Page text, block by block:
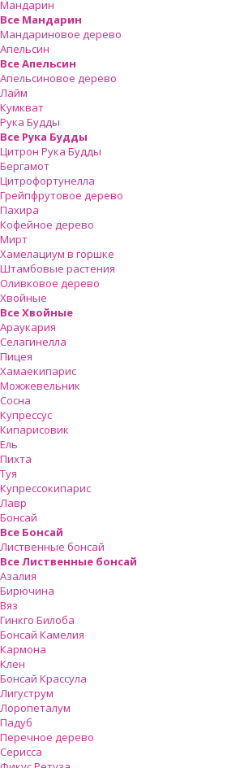
Мандарин
Все Мандарин
Мандариновое дерево
Апельсин
Все Апельсин
Апельсиновое дерево
Лайм
Кумкват
Рука Будды
Все Рука Будды
Цитрон Рука Будды
Бергамот
Цитрофортунелла
Грейпфрутовое дерево
Пахира
Кофейное дерево
Мирт
Хамелациум в горшке
Штамбовые растения
Оливковое дерево
Хвойные
Все Хвойные
Араукария
Селагинелла
Пицея
Хамаекипарис
Можжевельник
Сосна
Купрессус
Кипарисовик
Ель
Пихта
Туя
Купрессокипарис
Лавр
Бонсай
Все Бонсай
Лиственные бонсай
Все Лиственные бонсай
Азалия
Бирючина
Вяз
Гинкго Билоба
Бонсай Камелия
Кармона
Клен
Бонсай Крассула
Лигуструм
Лоропеталум
Падуб
Перечное дерево
Серисса